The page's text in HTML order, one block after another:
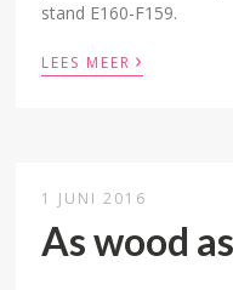
stand E160-F159.
LEES MEER ›
1 JUNI 2016
As wood